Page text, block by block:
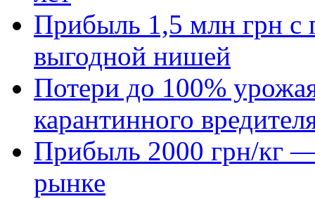
Прибыль 1,5 млн грн с
выгодной нишей
Потери до 100%
карантинного
Прибыль 2000 грн/кг —
рынке